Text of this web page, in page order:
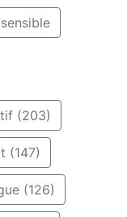
(203)
(147)
(126)